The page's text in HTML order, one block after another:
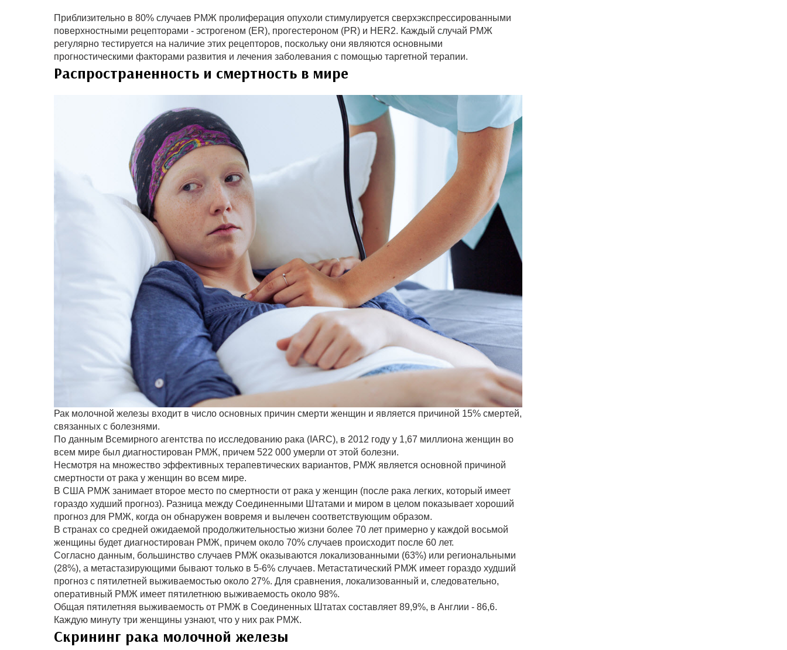
Приблизительно в 80% случаев РМЖ пролиферация опухоли стимулируется сверхэкспрессированными
поверхностными рецепторами - эстрогеном (ER), прогестероном (PR) и HER2. Каждый случай РМЖ
регулярно тестируется на наличие этих рецепторов, поскольку они являются основными
прогностическими факторами развития и лечения заболевания с помощью таргетной терапии.
Распространенность и смертность в мире
Рак молочной железы входит в число основных причин смерти женщин и является причиной 15% смертей,
связанных с болезнями.
По данным Всемирного агентства по исследованию рака (IARC), в 2012 году у 1,67 миллиона женщин во
всем мире был диагностирован РМЖ, причем 522 000 умерли от этой болезни.
Несмотря на множество эффективных терапевтических вариантов, РМЖ является основной причиной
смертности от рака у женщин во всем мире.
В США РМЖ занимает второе место по смертности от рака у женщин (после рака легких, который имеет
гораздо худший прогноз). Разница между Соединенными Штатами и миром в целом показывает хороший
прогноз для РМЖ, когда он обнаружен вовремя и вылечен соответствующим образом.
В странах со средней ожидаемой продолжительностью жизни более 70 лет примерно у каждой восьмой
женщины будет диагностирован РМЖ, причем около 70% случаев происходит после 60 лет.
Согласно данным, большинство случаев РМЖ оказываются локализованными (63%) или региональными
(28%), а метастазирующими бывают только в 5-6% случаев. Метастатический РМЖ имеет гораздо худший
прогноз с пятилетней выживаемостью около 27%. Для сравнения, локализованный и, следовательно,
оперативный РМЖ имеет пятилетнюю выживаемость около 98%.
Общая пятилетняя выживаемость от РМЖ в Соединенных Штатах составляет 89,9%, в Англии - 86,6.
Каждую минуту три женщины узнают, что у них рак РМЖ.
Скрининг рака молочной железы